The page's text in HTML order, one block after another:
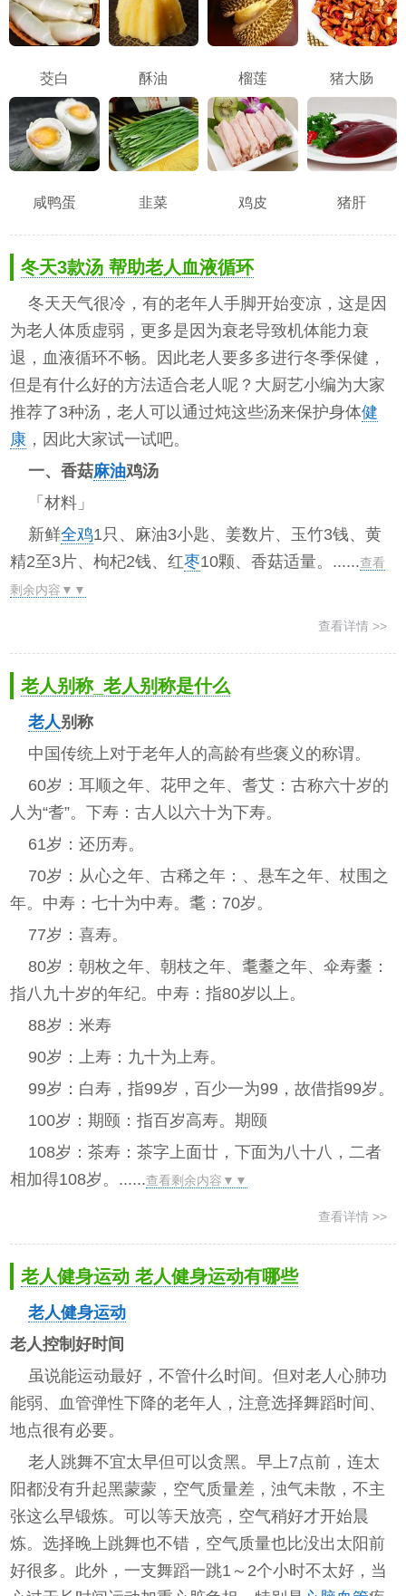
茭白 酥油 榴莲 猪大肠
咸鸭蛋 韭菜 鸡皮 猪肝
冬天3款汤 帮助老人血液循环
冬天天气很冷，有的老年人手脚开始变凉，这是因
为老人体质虚弱，更多是因为衰老导致机体能力衰
退，血液循环不畅。因此老人要多多进行冬季保健，
但是有什么好的方法适合老人呢？大厨艺小编为大家
推荐了3种汤，老人可以通过炖这些汤来保护身体健
康 ，因此大家试一试吧。
一、香菇麻油鸡汤
「材料」
新鲜全鸡1只、麻油3小匙、姜数片、玉竹3钱、黄
精2至3片、枸杞2钱、红枣10颗、香菇适量。......查看
剩余内容▼▼
查看详情 >>
老人别称_老人别称是什么
老人别称
中国传统上对于老年人的高龄有些褒义的称谓。
60岁：耳顺之年、花甲之年、耆艾：古称六十岁的
人为“耆”。下寿：古人以六十为下寿。
61岁：还历寿。
70岁：从心之年、古稀之年：、悬车之年、杖围之
年。中寿：七十为中寿。耄：70岁。
77岁：喜寿。
80岁：朝枚之年、朝枝之年、耄耋之年、伞寿耋：
指八九十岁的年纪。中寿：指80岁以上。
88岁：米寿
90岁：上寿：九十为上寿。
99岁：白寿，指99岁，百少一为99，故借指99岁。
100岁：期颐：指百岁高寿。期颐
108岁：茶寿：茶字上面廿，下面为八十八，二者
相加得108岁。......查看剩余内容▼▼
查看详情 >>
老人健身运动 老人健身运动有哪些
老人健身运动
老人控制好时间
虽说能运动最好，不管什么时间。但对老人心肺功
能弱、血管弹性下降的老年人，注意选择舞蹈时间、
地点很有必要。
老人跳舞不宜太早但可以贪黑。早上7点前，连太
阳都没有升起黑蒙蒙，空气质量差，浊气未散，不主
张这么早锻炼。可以等天放亮，空气稍好才开始晨
炼。选择晚上跳舞也不错，空气质量也比没出太阳前
好很多。此外，一支舞蹈一跳1～2个小时不太好，当